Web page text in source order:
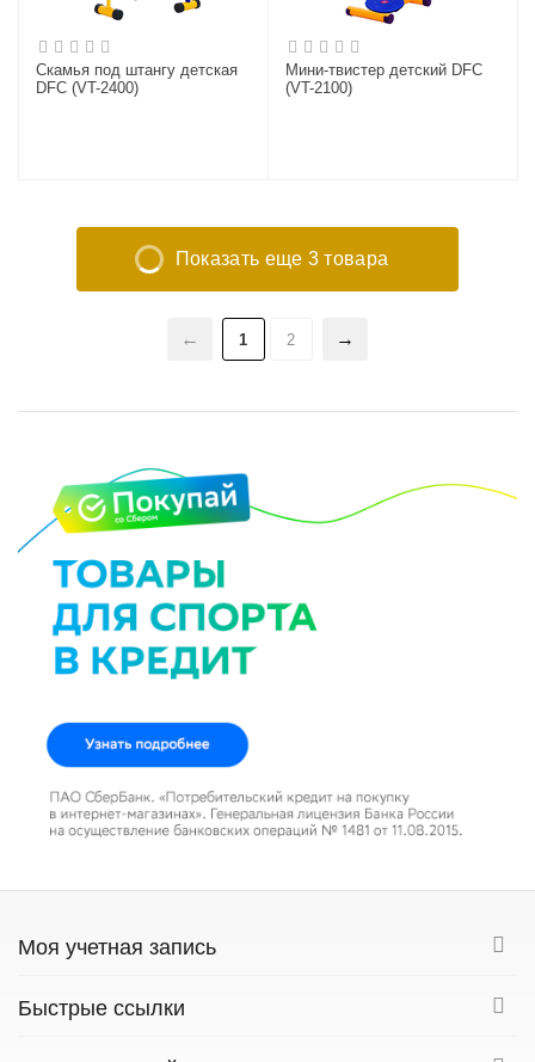
Скамья под штангу детская
DFC (VT-2400)
Мини-твистер детский DFC
(VT-2100)
Показать еще 3 товара
1 2
Моя учетная запись
Быстрые ссылки